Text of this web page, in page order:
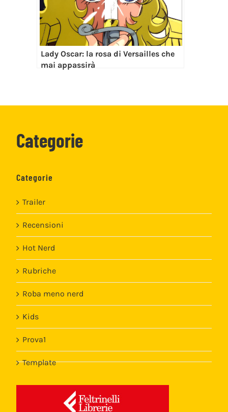
Lady Oscar: la rosa di Versailles che
mai appassirà
Categorie
Categorie
Trailer
Recensioni
Hot Nerd
Rubriche
Roba meno nerd
Kids
Prova1
Template